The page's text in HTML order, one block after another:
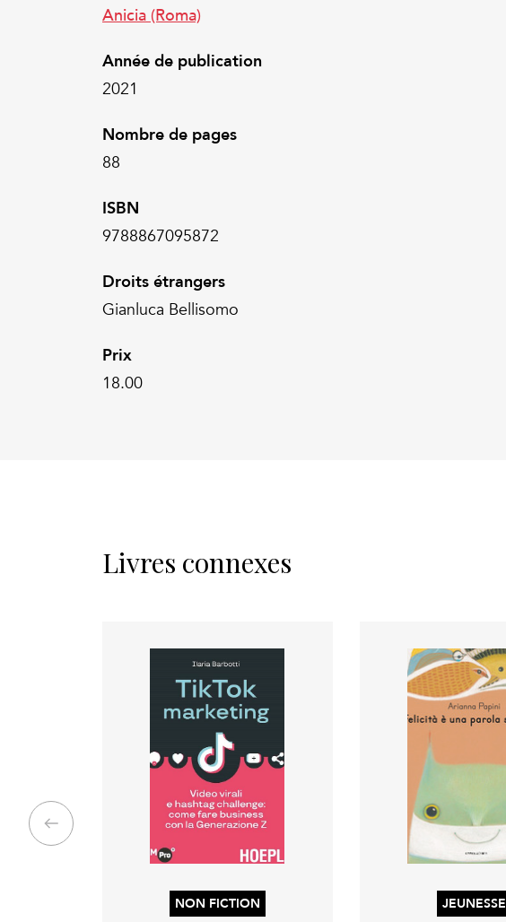
Anicia (Roma)
Année de publication
2021
Nombre de pages
88
ISBN
9788867095872
Droits étrangers
Gianluca Bellisomo
Prix
18.00
Livres connexes
NON FICTION JEUNESSE